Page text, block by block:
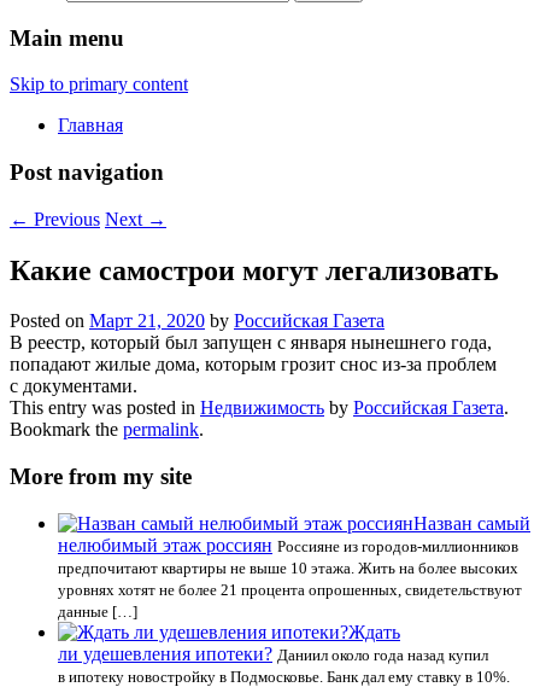
Main menu
Skip to primary content
Главная
Post navigation
← Previous Next →
Какие самострои могут легализовать
Posted on Март 21, 2020 by Российская Газета
В реестр, который был запущен с января нынешнего года,
попадают жилые дома, которым грозит снос из-за проблем
с документами.
This entry was posted in Недвижимость by Российская Газета.
Bookmark the permalink.
More from my site
Назван самый
нелюбимый этаж россиян Россияне из городов-миллионников
предпочитают квартиры не выше 10 этажа. Жить на более высоких
уровнях хотят не более 21 процента опрошенных, свидетельствуют
данные […]
Ждать
ли удешевления ипотеки? Даниил около года назад купил
в ипотеку новостройку в Подмосковье. Банк дал ему ставку в 10%.